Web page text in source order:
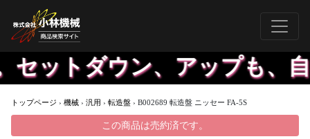
ダウン、アップも、自社
トップページ › 機械 › 汎用 › 転造盤 › B002689 転造盤 ニッセー FA-5S
この商品は売約済です。